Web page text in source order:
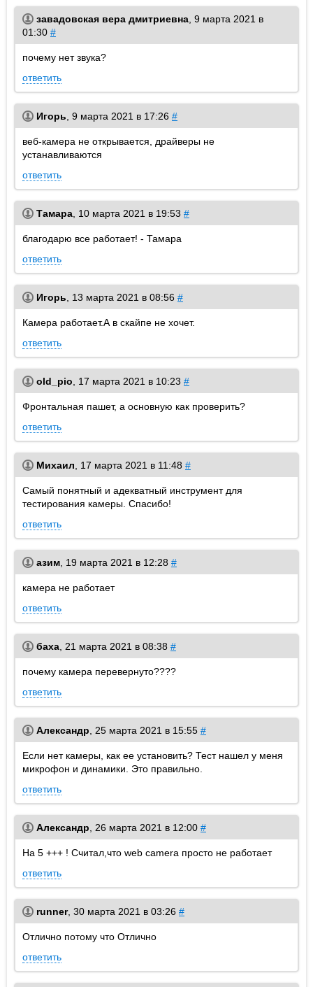
завадовская вера дмитриевна 9 марта 2021 в
01:30 #
почему нет звука?
ответить
Игорь 9 марта 2021 в 17:26 #
веб-камера не открывается, драйверы не
устанавливаются
ответить
Тамара 10 марта 2021 в 19:53 #
благодарю все работает! - Тамара
ответить
Игорь 13 марта 2021 в 08:56 #
Камера работает.А в скайпе не хочет.
ответить
old_pio 17 марта 2021 в 10:23 #
Фронтальная пашет, а основную как проверить?
ответить
Михаил 17 марта 2021 в 11:48 #
Самый понятный и адекватный инструмент для
тестирования камеры. Спасибо!
ответить
азим 19 марта 2021 в 12:28 #
камера не работает
ответить
баха 21 марта 2021 в 08:38 #
почему камера перевернуто????
ответить
Александр 25 марта 2021 в 15:55 #
Если нет камеры, как ее установить? Тест нашел у меня
микрофон и динамики. Это правильно.
ответить
Александр 26 марта 2021 в 12:00 #
На 5 +++ ! Считал,что web camera просто не работает
ответить
runner, 30 марта 2021 в 03:26 #
Отлично потому что Отлично
ответить